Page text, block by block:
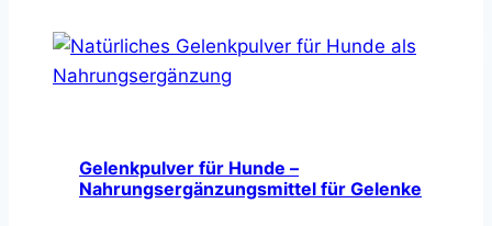
für
Hunde
Omega-
3
Gelenkpulver für Hunde –
Nahrungsergänzungsmittel für Gelenke